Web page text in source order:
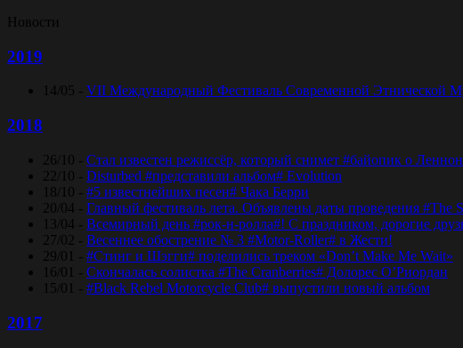
Новости
2019
14/05 - VII Международный Фестиваль Современной Этнической
2018
26/10 - Стал известен режиссёр, который снимет #байопик о
22/10 - Disturbed #представили альбом# Evolution
18/10 - #5 известнейших песен# Чака Берри
20/04 - Главный фестиваль лета. Объявлены даты проведения #The
13/04 - Всемирный день #рок-н-ролла#! С праздником, дорогие
27/02 - Весеннее обострение № 3 #Motor-Roller# в Жести!
29/01 - #Стинг и Шэгги# поделились треком «Don’t Make Me Wait»
16/01 - Скончалась солистка #The Cranberries# Долорес O’Риордан
15/01 - #Black Rebel Motorcycle Club# выпустили новый альбом
2017